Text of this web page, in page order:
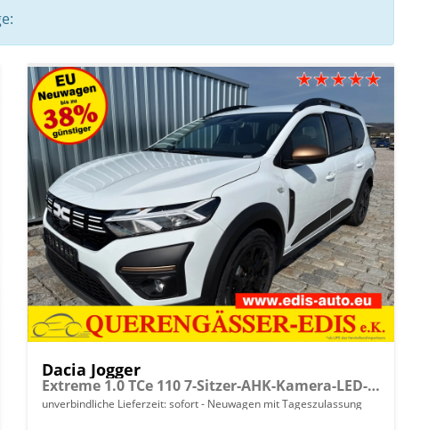
Dacia Jogger
Extreme 1.0 TCe 110 7-Sitzer-AHK-Kamera-LED-AppleCarPlay-AndroidAuto-Winter-Tempomat-Kessy-16''Alu-sofort
unverbindliche Lieferzeit: sofort Neuwagen mit Tageszulassung